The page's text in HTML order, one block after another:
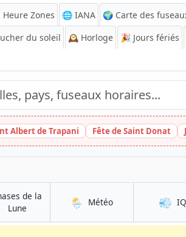
Heure Zones 🌐 IANA 🌍 Carte des
du soleil 🕰️ Horloge 🎉 Jours fériés
Albert de Trapani Fête de Saint Donat
de la
Luneà Babahoyo 🌦️ Météoà Babahoyo 💨